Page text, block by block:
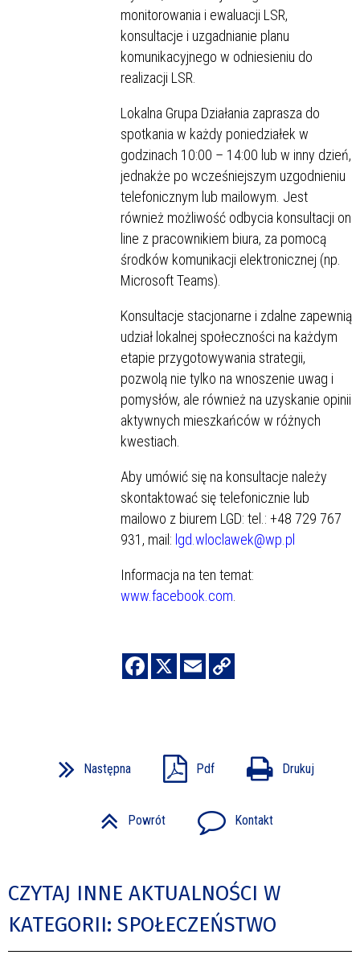
monitorowania i ewaluacji LSR,
konsultacje i uzgadnianie planu
komunikacyjnego w odniesieniu do
realizacji LSR.
Lokalna Grupa Działania zaprasza do
spotkania w każdy poniedziałek w
godzinach 10:00 – 14:00 lub w inny dzień,
jednakże po wcześniejszym uzgodnieniu
telefonicznym lub mailowym. Jest
również możliwość odbycia konsultacji on
line z pracownikiem biura, za pomocą
środków komunikacji elektronicznej (np.
Microsoft Teams).
Konsultacje stacjonarne i zdalne zapewnią
udział lokalnej społeczności na każdym
etapie przygotowywania strategii,
pozwolą nie tylko na wnoszenie uwag i
pomysłów, ale również na uzyskanie opinii
aktywnych mieszkańców w różnych
kwestiach.
Aby umówić się na konsultacje należy
skontaktować się telefonicznie lub
mailowo z biurem LGD: tel.: +48 729 767
931, mail: lgd.wloclawek@wp.pl
Informacja na ten temat:
www.facebook.com
Następna Pdf Drukuj
Powrót Kontakt
CZYTAJ INNE AKTUALNOŚCI W
KATEGORII: SPOŁECZEŃSTWO